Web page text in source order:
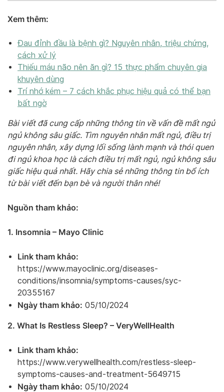
Xem thêm:
Đau đỉnh đầu là bệnh gì? Nguyên nhân, triệu chứng,
cách xử lý
Thiếu máu não nên ăn gì? 15 thực phẩm chuyên gia
khuyên dùng
Trí nhớ kém – 7 cách khắc phục hiệu quả có thể bạn
bất ngờ
Bài viết đã cung cấp những thông tin về vấn đề mất ngủ
ngủ không sâu giấc. Tìm nguyên nhân mất ngủ, điều trị
nguyên nhân, xây dựng lối sống lành mạnh và thói quen
đi ngủ khoa học là cách điều trị mất ngủ, ngủ không sâu
giấc hiệu quả nhất. Hãy chia sẻ những thông tin bổ ích
từ bài viết đến bạn bè và người thân nhé!
Nguồn tham khảo:
1. Insomnia – Mayo Clinic
Link tham khảo:
https://www.mayoclinic.org/diseases-
conditions/insomnia/symptoms-causes/syc-
20355167
Ngày tham khảo: 05/10/2024
2. What Is Restless Sleep? – VeryWellHealth
Link tham khảo:
https://www.verywellhealth.com/restless-sleep-
symptoms-causes-and-treatment-5649715
Ngày tham khảo: 05/10/2024